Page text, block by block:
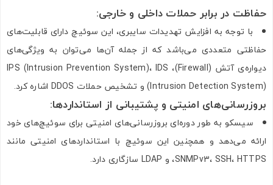
حفاظت در برابر حملات داخلی و خارجی:
با توجه به افزایش تهدیدات سایبری، این سوئیچ دارای قابلیت‌های
حفاظتی متعددی می‌باشد که از جمله آن‌ها می‌توان به ویژگی‌های
دیواره‌ی آتش (Firewall)، IPS (Intrusion Prevention System)، IDS
(Intrusion Detection System) و تشخیص حملات DDOS اشاره کرد.
بروزرسانی‌های امنیتی و پشتیبانی از استانداردها:
سیسکو به طور دوره‌ای بروزرسانی‌های امنیتی برای سوئیچ‌های خود
ارائه می‌دهد و همچنین این سوئیچ با استانداردهای امنیتی مانند
SNMPv3، SSH، HTTPS، و LDAP سازگاری دارد.